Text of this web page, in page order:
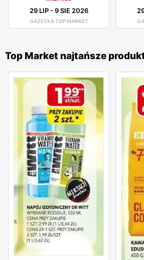
29 LIP-9 SIE 2026
GAZETKA TOP MARKET
Top Market najtańsze